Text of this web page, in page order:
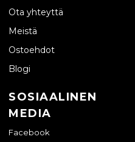
Ota yhteyttä
Meistä
Ostoehdot
Blogi
SOSIAALINEN
MEDIA
Facebook